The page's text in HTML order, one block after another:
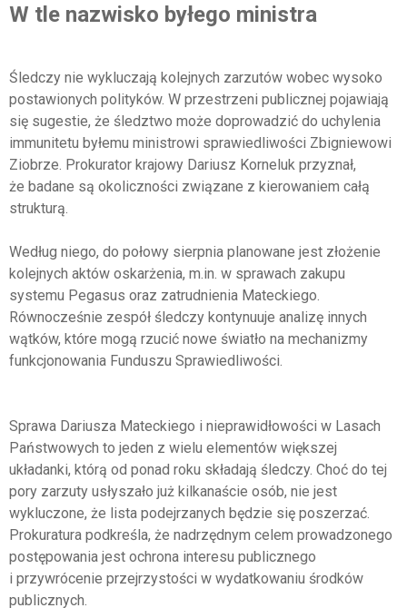
W tle nazwisko byłego ministra
Śledczy nie wykluczają kolejnych zarzutów wobec wysoko
postawionych polityków. W przestrzeni publicznej pojawiają
się sugestie, że śledztwo może doprowadzić do uchylenia
immunitetu byłemu ministrowi sprawiedliwości Zbigniewowi
Ziobrze. Prokurator krajowy Dariusz Korneluk przyznał,
że badane są okoliczności związane z kierowaniem całą
strukturą.
Według niego, do połowy sierpnia planowane jest złożenie
kolejnych aktów oskarżenia, m.in. w sprawach zakupu
systemu Pegasus oraz zatrudnienia Mateckiego.
Równocześnie zespół śledczy kontynuuje analizę innych
wątków, które mogą rzucić nowe światło na mechanizmy
funkcjonowania Funduszu Sprawiedliwości.
Sprawa Dariusza Mateckiego i nieprawidłowości w Lasach
Państwowych to jeden z wielu elementów większej
układanki, którą od ponad roku składają śledczy. Choć do tej
pory zarzuty usłyszało już kilkanaście osób, nie jest
wykluczone, że lista podejrzanych będzie się poszerzać.
Prokuratura podkreśla, że nadrzędnym celem prowadzonego
postępowania jest ochrona interesu publicznego
i przywrócenie przejrzystości w wydatkowaniu środków
publicznych.